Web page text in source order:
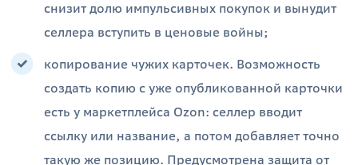
снизит долю импульсивных покупок и вынудит
селлера вступить в ценовые войны;
копирование чужих карточек. Возможность
создать копию с уже опубликованной карточки
есть у маркетплейса Ozon: селлер вводит
ссылку или название, а потом добавляет точно
такую же позицию. Предусмотрена защита от